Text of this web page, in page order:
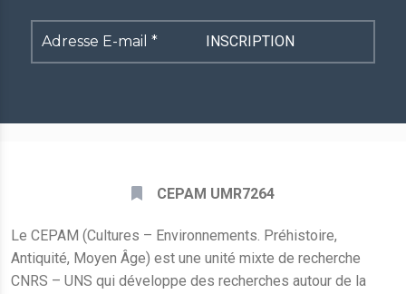
Adresse
E-
CEPAM UMR7264
Le CEPAM (Cultures – Environnements. Préhistoire,
Antiquité, Moyen Âge) est une unité mixte de recherche
CNRS – UNS qui développe des recherches autour de la